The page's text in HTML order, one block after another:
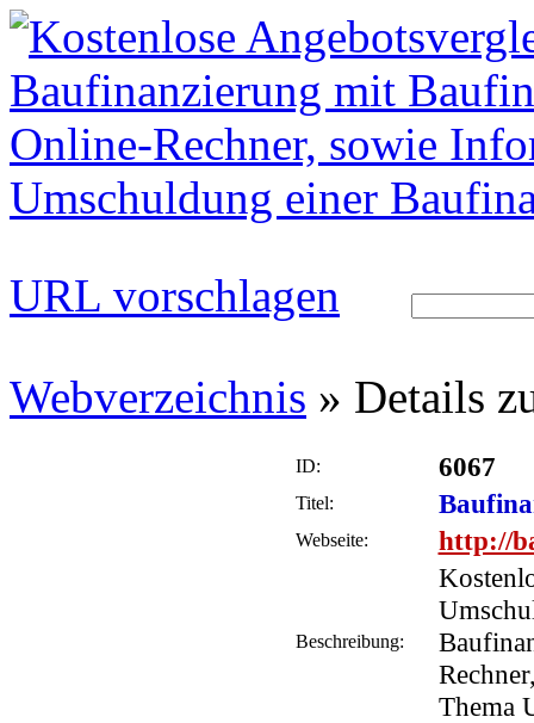
URL vorschlagen
Webverzeichnis » Details
ID: 6067
Titel:
Webseite: http://
Beschreibung:
Thema